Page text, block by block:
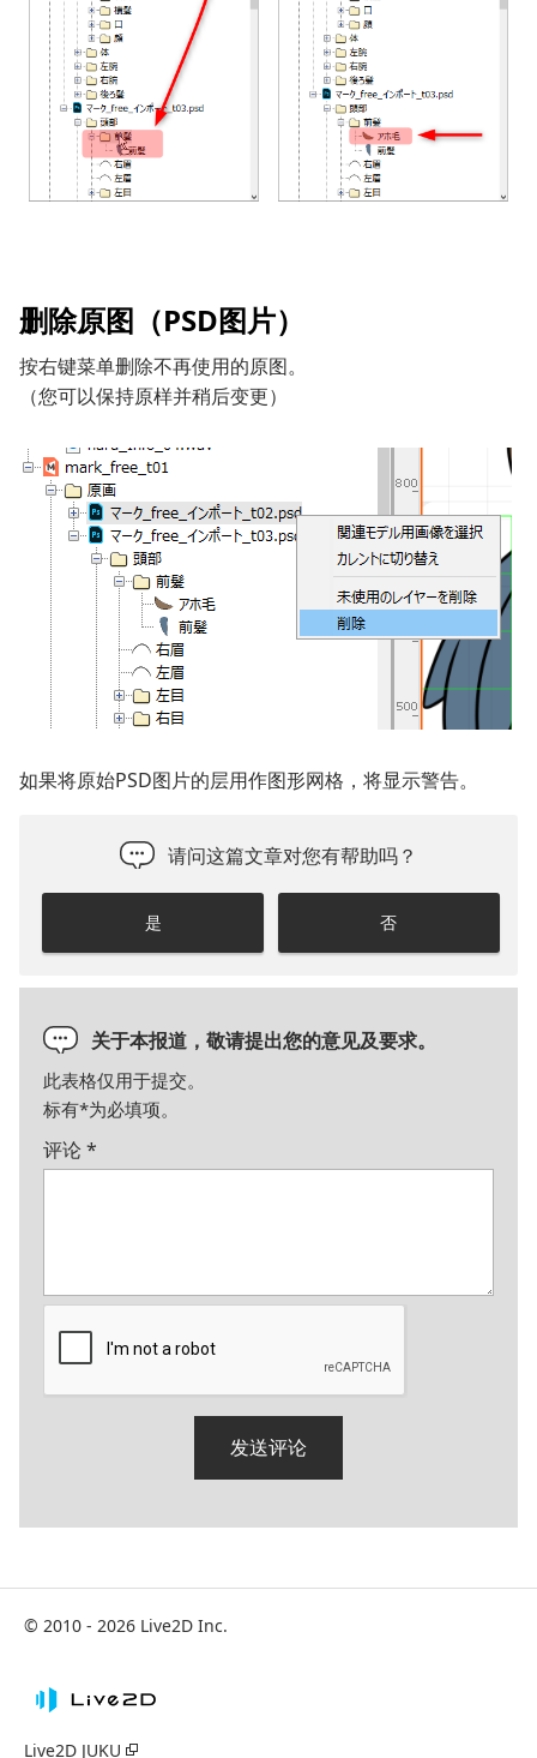
删除原图（PSD图片）
按右键菜单删除不再使用的原图。
（您可以保持原样并稍后变更）
如果将原始PSD图片的层用作图形网格，将显示警告。
请问这篇文章对您有帮助吗？
是 否
关于本报道，敬请提出您的意见及要求。
此表格仅用于提交。
标有*为必填项。
评论*
© 2010 - 2026 Live2D Inc.
Live2D JUKU